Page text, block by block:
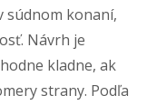
súdnom konaní,
Návrh je
kladne, ak
strany. Podľa